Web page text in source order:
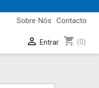
Contacto
Sobre Nós
shopping_cart (0)
 Entrar